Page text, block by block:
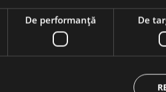
intens cu notele de
De performanță De